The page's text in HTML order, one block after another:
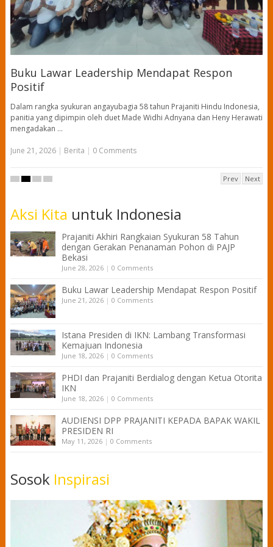
Buku Lawar Leadership Mendapat Respon
Positif
Dalam rangka syukuran angayubagia 58 tahun Prajaniti Hindu Indonesia,
panitia yang dipimpin oleh duet Made Widhi Adnyana dan Heny Herawati
mengadakan …
June 21, 2026| Berita | 0 Comments
Prev Next
Aksi Kita untuk Indonesia
Prajaniti Akhiri Rangkaian Syukuran 58 Tahun
dengan Gerakan Penanaman Pohon di PAJP
Bekasi
June 28, 2026| 0 Comments
Buku Lawar Leadership Mendapat Respon Positif
June 21, 2026| 0 Comments
Istana Presiden di IKN: Lambang Transformasi
Kemajuan Indonesia
June 18, 2026| 0 Comments
PHDI dan Prajaniti Berdialog dengan Ketua Otorita
IKN
June 18, 2026| 0 Comments
AUDIENSI DPP PRAJANITI KEPADA BAPAK WAKIL
PRESIDEN RI
May 11, 2026| 0 Comments
Sosok Inspirasi